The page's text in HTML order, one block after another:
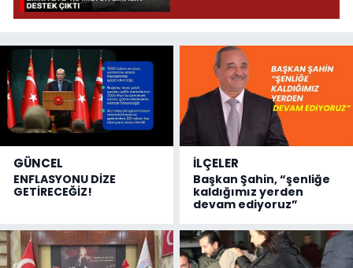
GÜNCEL
ENFLASYONU DİZE
GETİRECEĞİZ!
İLÇELER
Başkan Şahin, “şenliğe
kaldığımız yerden
devam ediyoruz”